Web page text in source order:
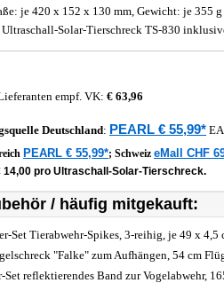
je 420 x 152 x 130 mm, Gewicht: je 355 g
Solar-Tierschreck TS-830
empf. VK: € 63,96
Deutschland: PEARL € 55,99*
PEARL € 55,99*; Schweiz eMall CHF
14,00 pro Ultraschall-Solar-Tierschreck.
/ häufig mitgekauft:
Set Tierabwehr-Spikes, 3-reihig, je 49 x 4,5
"Falke" zum Aufhängen, 54 cm
Set reflektierendes Band zur Vogelabwehr,